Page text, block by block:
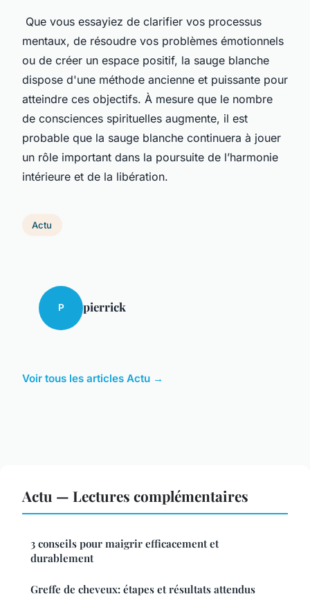
Que vous essayiez de clarifier vos processus
mentaux, de résoudre vos problèmes émotionnels
ou de créer un espace positif, la sauge blanche
dispose d'une méthode ancienne et puissante pour
atteindre ces objectifs. À mesure que le nombre
de consciences spirituelles augmente, il est
probable que la sauge blanche continuera à jouer
un rôle important dans la poursuite de l’harmonie
intérieure et de la libération.
Actu
P pierrick
Voir tous les articles Actu →
Actu — Lectures complémentaires
3 conseils pour maigrir efficacement et
durablement
Greffe de cheveux: étapes et résultats attendus